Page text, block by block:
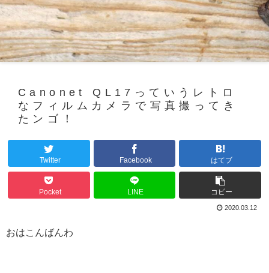
Canonet QL17っていうレトロ
なフィルムカメラで写真撮ってき
たンゴ！
Twitter Facebook はてブ
Pocket LINE コピー
2020.03.12
おはこんばんわ